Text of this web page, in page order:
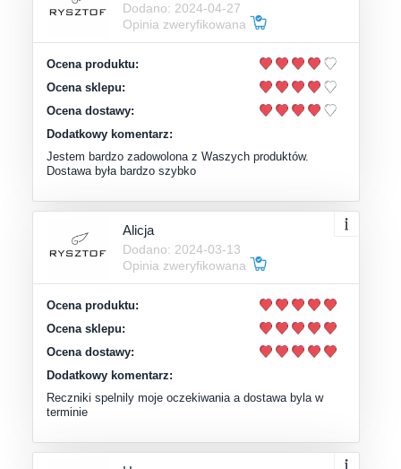
Dodano: 2024-04-27
Opinia zweryfikowana
Ocena produktu:
Ocena sklepu:
Ocena dostawy:
Dodatkowy komentarz:
Jestem bardzo zadowolona z Waszych produktów.
Dostawa była bardzo szybko
Alicja
Dodano: 2024-03-13
Opinia zweryfikowana
Ocena produktu:
Ocena sklepu:
Ocena dostawy:
Dodatkowy komentarz:
Reczniki spelnily moje oczekiwania a dostawa byla w
terminie